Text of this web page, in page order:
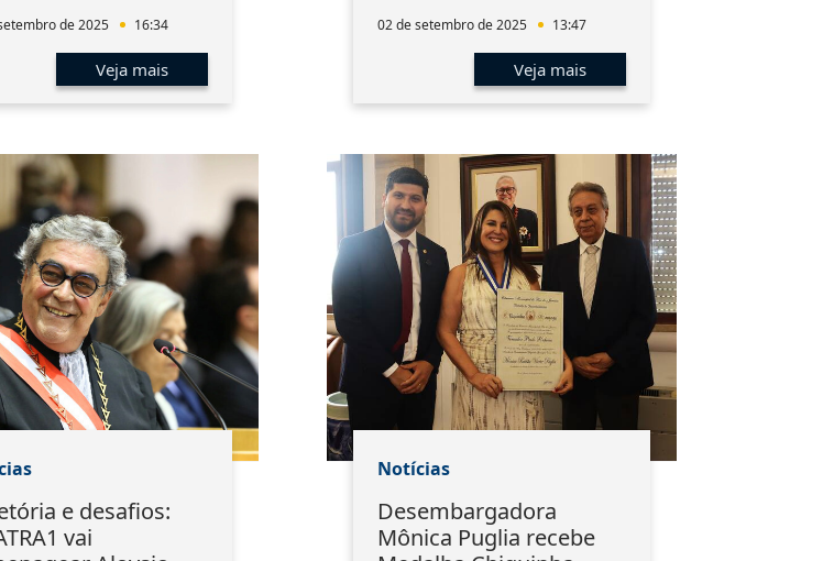
de 2025 16:34
Veja mais
EMAT
02 de setembro de 2025 13:47
Veja mais
e desafios:
vai
Notícias
Desembargadora
Mônica Puglia recebe